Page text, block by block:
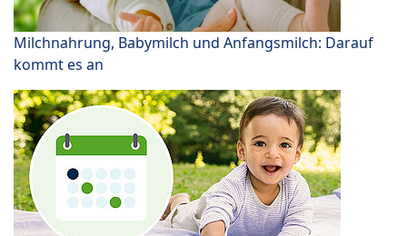
Milchnahrung, Babymilch und Anfangsmilch: Darauf
kommt es an